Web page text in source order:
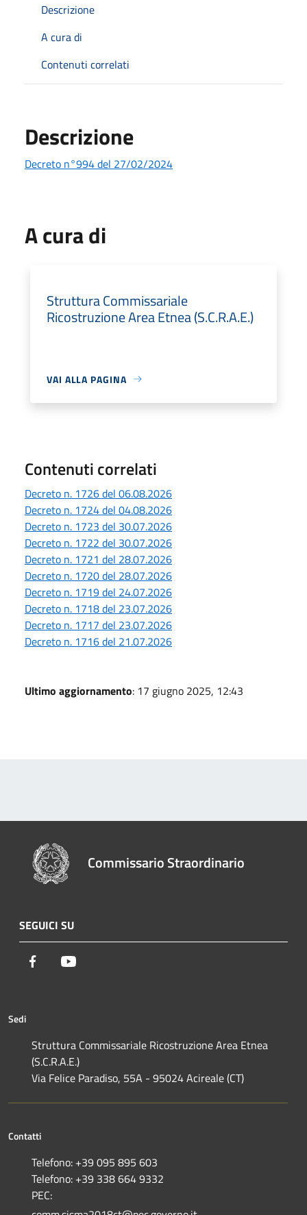
Descrizione
A cura di
Contenuti correlati
Descrizione
Decreto n°994 del 27/02/2024
A cura di
Struttura Commissariale
Ricostruzione Area Etnea (S.C.R.A.E.)
VAI ALLA PAGINA
Contenuti correlati
Decreto n. 1726 del 06.08.2026
Decreto n. 1724 del 04.08.2026
Decreto n. 1723 del 30.07.2026
Decreto n. 1722 del 30.07.2026
Decreto n. 1721 del 28.07.2026
Decreto n. 1720 del 28.07.2026
Decreto n. 1719 del 24.07.2026
Decreto n. 1718 del 23.07.2026
Decreto n. 1717 del 23.07.2026
Decreto n. 1716 del 21.07.2026
Ultimo aggiornamento: 17 giugno 2025, 12:43
Commissario Straordinario
SEGUICI SU
Facebook
Sedi
Struttura Commissariale Ricostruzione Area Etnea
(S.C.R.A.E.)
Via Felice Paradiso, 55A - 95024 Acireale (CT)
Contatti
Telefono: +39 095 895 603
Telefono: +39 338 664 9332
PEC: